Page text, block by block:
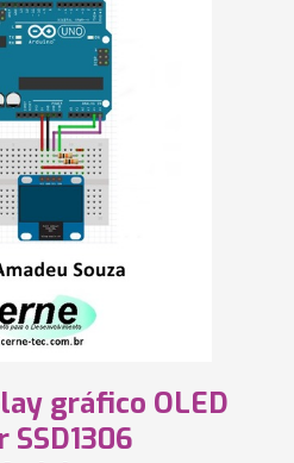
gráfico OLED